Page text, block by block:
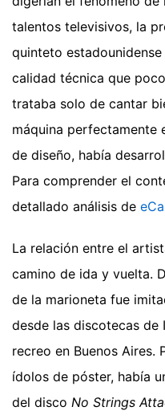
talentos televisivos, la
quinteto
calidad técnica que
trataba solo de cantar
máquina perfectamente
de diseño, había
Para comprender el
detallado análisis de
La relación entre el
camino de ida y vuelta.
de la marioneta fue
desde las discotecas
recreo en Buenos Aires.
ídolos de póster, había
del disco No Strings